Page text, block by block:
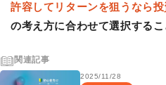
許容してリターンを狙うなら
の考え方に合わせて選択するこ
関連記事
2025/11/28